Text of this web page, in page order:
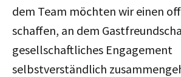
dem Team möchten wir einen
schaffen, an dem
gesellschaftliches Engagement
selbstverständlich